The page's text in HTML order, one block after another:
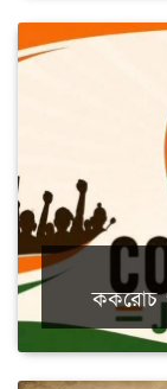
ককরোচ